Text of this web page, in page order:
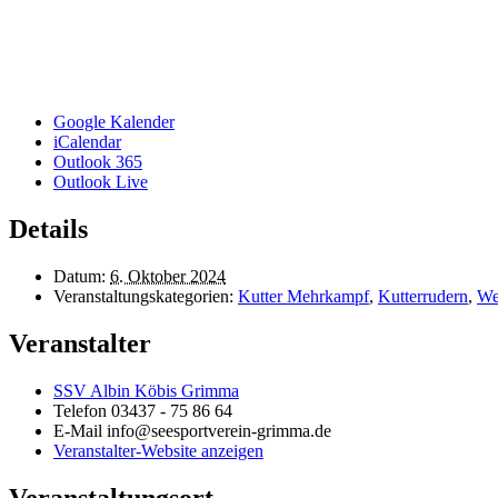
Google Kalender
iCalendar
Outlook 365
Outlook Live
Details
Datum: 6. Oktober 2024
Veranstaltungskategorien: Kutter Mehrkampf, Kutterrudern,
Veranstalter
SSV Albin Köbis Grimma
Telefon 03437 - 75 86 64
E-Mail info@seesportverein-grimma.de
Veranstalter-Website anzeigen